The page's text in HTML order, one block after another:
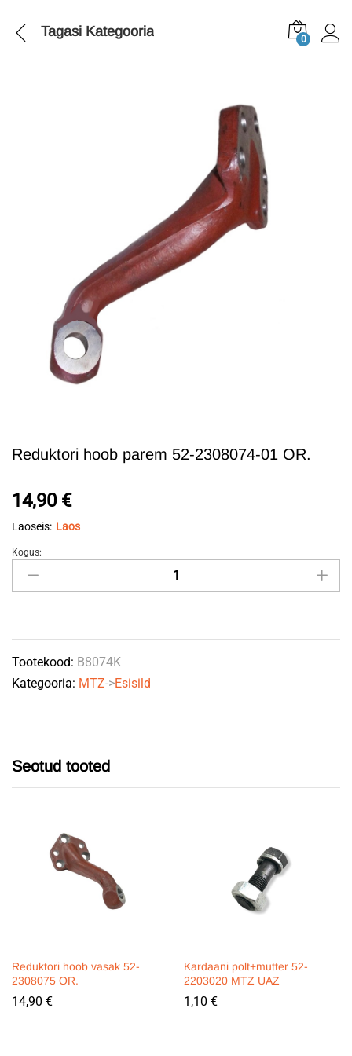
Tagasi Kategooria 0
Reduktori hoob parem 52-2308074-01 OR.
14,90 €
Laoseis: Laos
Reduktori
hoob
2308074-
01
OR.
Kogus:
Tootekood: B8074K
Kategooria: MTZ->Esisild
Seotud tooted
Reduktori hoob vasak 52-
2308075 OR.
14,90 €
Kardaani polt+mutter 52-
2203020 MTZ UAZ
1,10 €